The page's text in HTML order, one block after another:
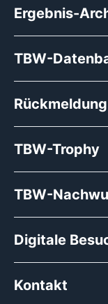
Ergebnis-
TBW-
TBW-Trophy
TBW-
Digitale
Kontakt